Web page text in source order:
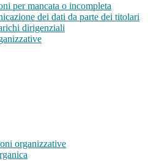
per mancata o incompleta
dei dati da parte dei titolari
dirigenziali
organizzative